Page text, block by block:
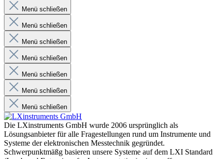
Menü schließen
Menü schließen
Menü schließen
Menü schließen
Menü schließen
Menü schließen
Menü schließen
Die LXinstruments GmbH wurde 2006 ursprünglich als
Lösungsanbieter für alle Fragestellungen rund um Instrumente und
Systeme der elektronischen Messtechnik gegründet.
Schwerpunktmäßg basieren unsere Systeme auf dem LXI Standard